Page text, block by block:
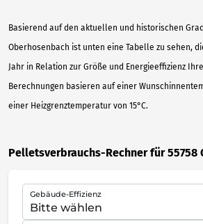
Basierend auf den aktuellen und historischen
Oberhosenbach ist unten eine Tabelle zu sehen,
Jahr in Relation zur Größe und Energieeffizienz
Berechnungen basieren auf einer
einer Heizgrenztemperatur von 15°C.
Pelletsverbrauchs-Rechner für 55758
Gebäude-Effizienz